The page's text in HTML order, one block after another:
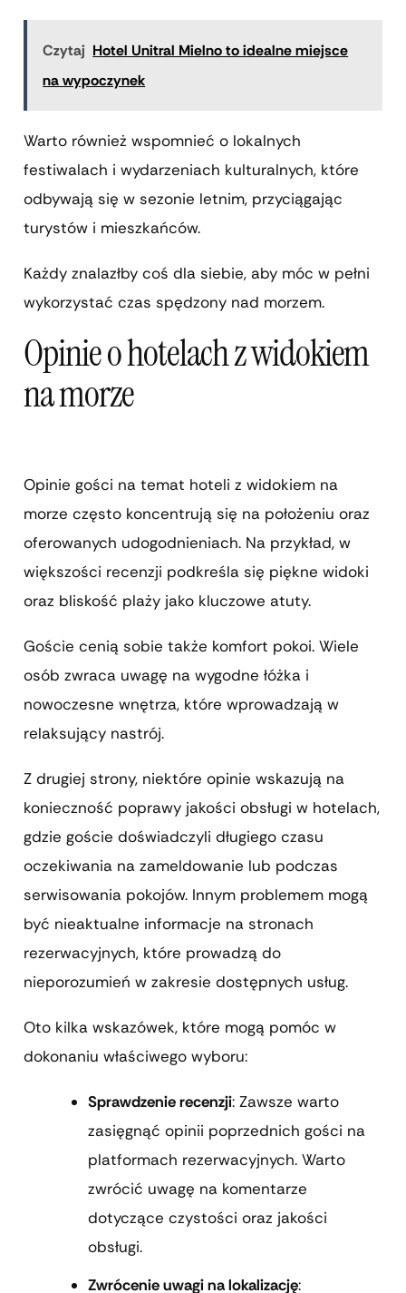
Czytaj Hotel Unitral Mielno to idealne miejsce
na wypoczynek
Warto również wspomnieć o lokalnych
festiwalach i wydarzeniach kulturalnych, które
odbywają się w sezonie letnim, przyciągając
turystów i mieszkańców.
Każdy znalazłby coś dla siebie, aby móc w pełni
wykorzystać czas spędzony nad morzem.
Opinie o hotelach z widokiem
na morze
Opinie gości na temat hoteli z widokiem na
morze często koncentrują się na położeniu oraz
oferowanych udogodnieniach. Na przykład, w
większości recenzji podkreśla się piękne widoki
oraz bliskość plaży jako kluczowe atuty.
Goście cenią sobie także komfort pokoi. Wiele
osób zwraca uwagę na wygodne łóżka i
nowoczesne wnętrza, które wprowadzają w
relaksujący nastrój.
Z drugiej strony, niektóre opinie wskazują na
konieczność poprawy jakości obsługi w hotelach,
gdzie goście doświadczyli długiego czasu
oczekiwania na zameldowanie lub podczas
serwisowania pokojów. Innym problemem mogą
być nieaktualne informacje na stronach
rezerwacyjnych, które prowadzą do
nieporozumień w zakresie dostępnych usług.
Oto kilka wskazówek, które mogą pomóc w
dokonaniu właściwego wyboru:
Sprawdzenie recenzji: Zawsze warto
zasięgnąć opinii poprzednich gości na
platformach rezerwacyjnych. Warto
zwrócić uwagę na komentarze
dotyczące czystości oraz jakości
obsługi.
Zwrócenie uwagi na lokalizację: